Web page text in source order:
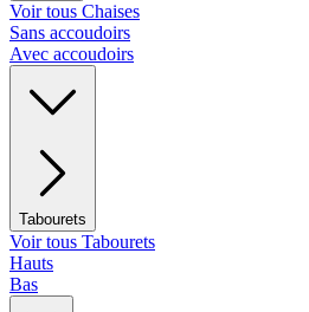
Voir tous Chaises
Sans accoudoirs
Avec accoudoirs
Tabourets
Voir tous Tabourets
Hauts
Bas